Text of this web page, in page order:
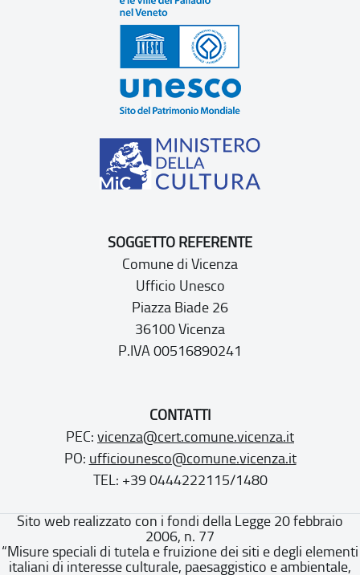
SOGGETTO REFERENTE
Comune di Vicenza
Ufficio Unesco
Piazza Biade 26
36100 Vicenza
P.IVA 00516890241
CONTATTI
PEC: vicenza@cert.comune.vicenza.it
PO: ufficiounesco@comune.vicenza.it
TEL: +39 0444222115/1480
Sito web realizzato con i fondi della Legge 20 febbraio
2006, n. 77
“Misure speciali di tutela e fruizione dei siti e degli elementi
italiani di interesse culturale, paesaggistico e ambientale,